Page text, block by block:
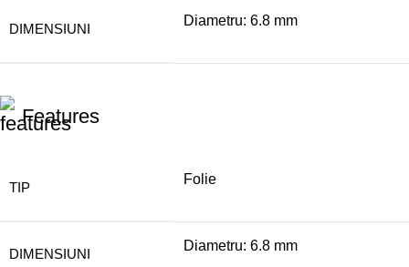
DIMENSIUNI
Diametru: 6.8 mm
Features
TIP
Folie
DIMENSIUNI
Diametru: 6.8 mm